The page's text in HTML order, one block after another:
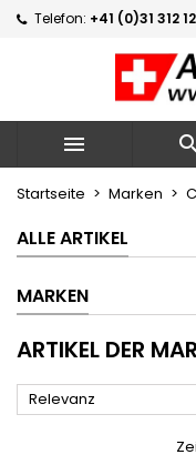
Telefon: +41 (0)31 312

Startseite Marken
ALLE ARTIKEL
MARKEN
ARTIKEL DER
Relevanz
Neue Liste
Name der
Sie müssen
Wunschliste